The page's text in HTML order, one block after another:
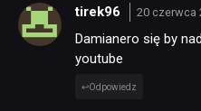
tirek96 20 czerwca
Damianero się by
youtube
Odpowiedz